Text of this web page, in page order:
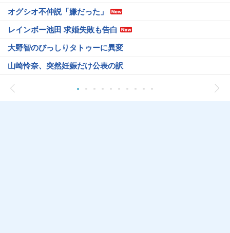
オグシオ不仲説「嫌だった」
レインボー池田 求婚失敗も告白
大野智のびっしりタトゥーに異変
山崎怜奈、突然妊娠だけ公表の訳